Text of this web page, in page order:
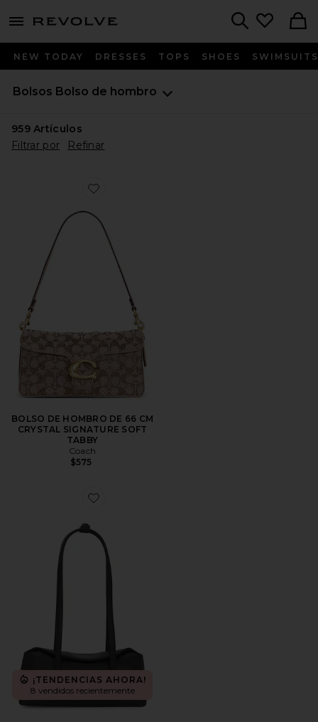
menu - shows more content
NEW TODAY DRESSES TOPS SHOES SWIMSUITS
Bolsos Bolso de hombro
959Artículos
Filtrar por
Refinar
Favorite BOLSO DE HOMBRO DE 66 CM CRYSTAL
BOLSO DE HOMBRO DE 66 CM
CRYSTAL SIGNATURE SOFT
TABBY
Coach
$575
Favorite BOLSO CHRYSTIE
¡TENDENCIAS AHORA!
8 vendidos recientemente